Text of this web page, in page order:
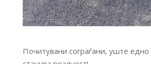
Почитувани сограѓани, уште